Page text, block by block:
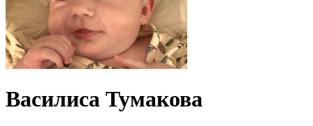
Василиса Тумакова